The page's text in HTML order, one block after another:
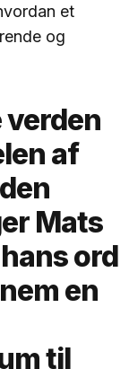
et
og
verden
af
Mats
ord
en
til